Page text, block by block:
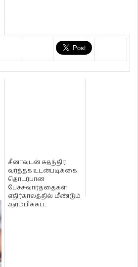
சீனாவுடன் சுதந்திர
வர்த்தக உடன்படிக்கை
தொடர்பான
பேச்சுவார்த்தைகள்
எதிர்காலத்தில் மீண்டும்
ஆரம்பிக்கப...